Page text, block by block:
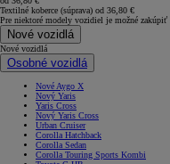
Textilné koberce (súprava) od 36,80 €
Pre niektoré modely vozidiel je možné zakúpiť
Nové vozidlá
Nové vozidlá
Osobné vozidlá
Nové Aygo X
Nový Yaris
Yaris Cross
Nový Yaris Cross
Urban Cruiser
Corolla Hatchback
Corolla Sedan
Corolla Touring Sports Kombi